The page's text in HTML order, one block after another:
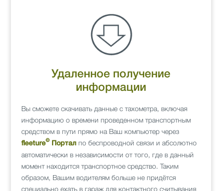
Удаленное получение
информации
Вы сможете скачивать данные с тахометра, включая
информацию о времени проведенном транспортным
средством в пути прямо на Ваш компьютер через
fleeture©Порталпо беспроводной связи и абсолютно
автоматически в независимости от того, где в данный
момент находится транспортное средство. Таким
образом, Вашим водителям больше не придётся
специально ехать в гараж для контактного считывания